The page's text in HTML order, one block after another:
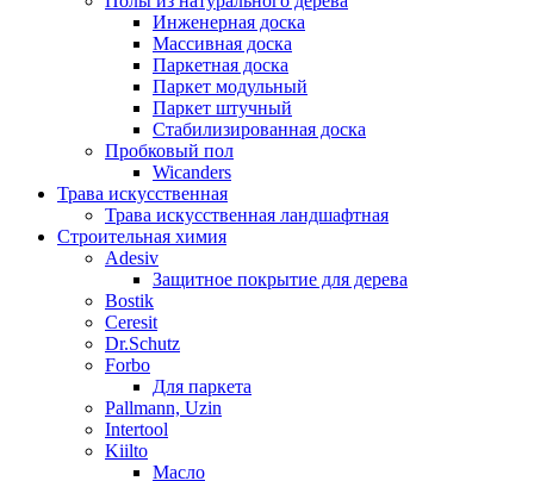
Инженерная доска
Массивная доска
Паркетная доска
Паркет модульный
Паркет штучный
Стабилизированная доска
Пробковый пол
Wicanders
Трава искусственная
Трава искусственная ландшафтная
Строительная химия
Adesiv
Защитное покрытие для дерева
Bostik
Ceresit
Dr.Schutz
Forbo
Для паркета
Pallmann, Uzin
Intertool
Kiilto
Масло